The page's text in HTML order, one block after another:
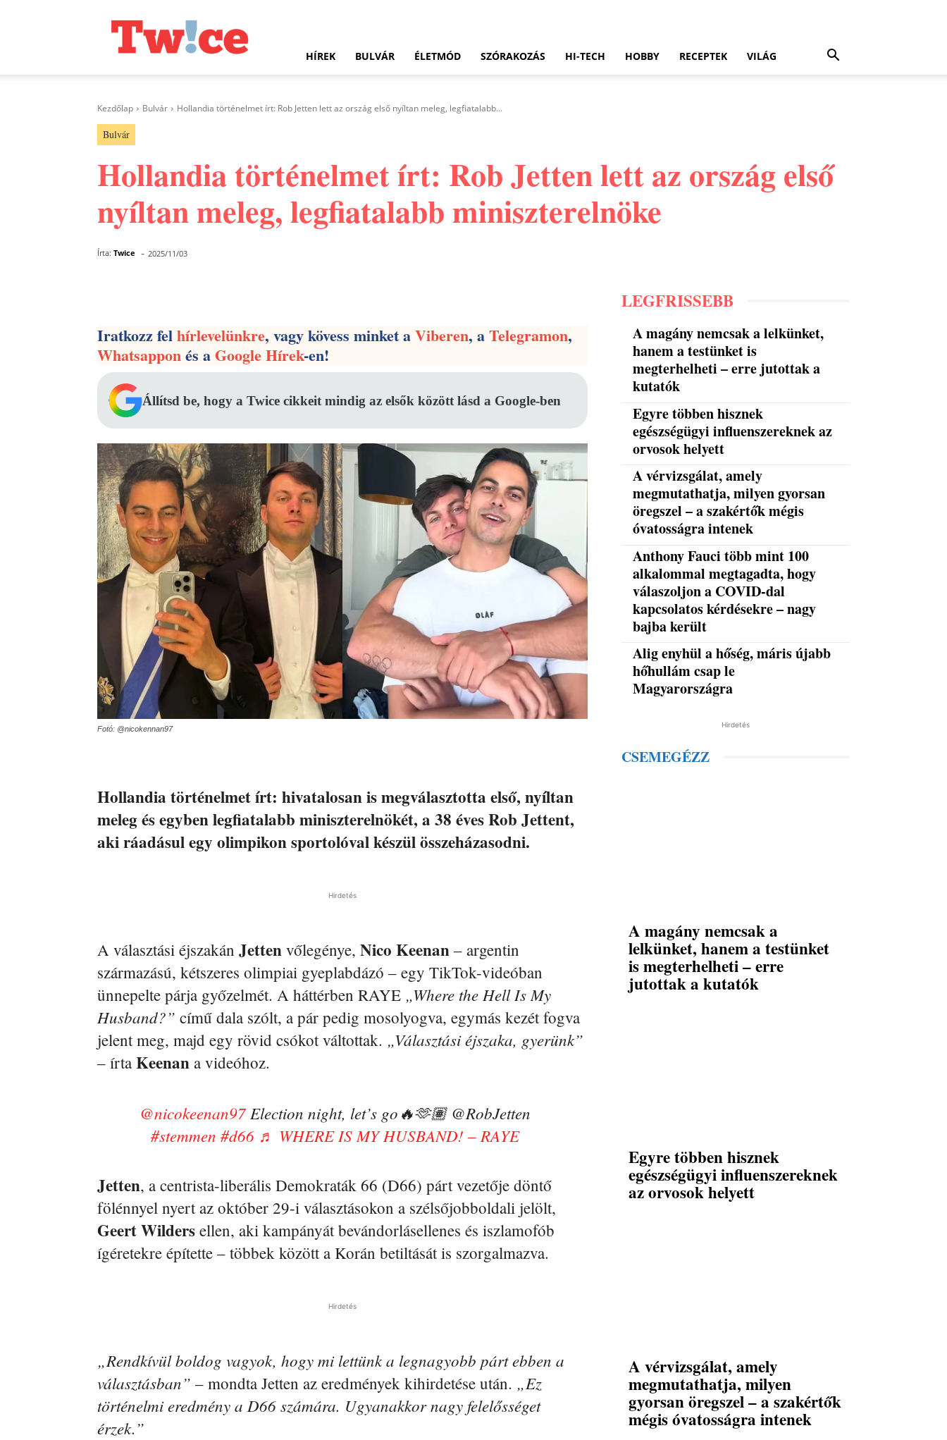
HÍREK BULVÁR ÉLETMÓD SZÓRAKOZÁS HI-TECH HOBBY RECEPTEK VILÁG
Kezdőlap Bulvár Hollandia történelmet írt: Rob Jetten lett az ország első nyíltan meleg, legfiatalabb...
Bulvár
Hollandia történelmet írt: Rob Jetten lett az ország első
nyíltan meleg, legfiatalabb miniszterelnöke
Írta: Twice - 2025/11/03
Iratkozz felhírlevelünkre, vagy kövess minket aViberen, aTelegramon,
Whatsapponés aGoogle Hírek-en!
Állítsd be, hogy a Twice cikkeit mindig az elsők között lásd a Google-ben
Fotó: @nicokennan97
Hollandia történelmet írt: hivatalosan is megválasztotta első, nyíltan
meleg és egyben legfiatalabb miniszterelnökét, a 38 éves Rob Jettent,
aki ráadásul egy olimpikon sportolóval készül összeházasodni.
Hirdetés
A választási éjszakán Jetten vőlegénye, Nico Keenan – argentin
származású, kétszeres olimpiai gyeplabdázó – egy TikTok-videóban
ünnepelte párja győzelmét. A háttérben RAYE „Where the Hell Is My
Husband?” című dala szólt, a pár pedig mosolyogva, egymás kezét fogva
jelent meg, majd egy rövid csókot váltottak. „Választási éjszaka, gyerünk”
– írta Keenan a videóhoz.
@nicokeenan97Election night, let’s go🔥🫶🏽 @RobJetten
#stemmen #d66 ♬ WHERE IS MY HUSBAND! – RAYE
Jetten, a centrista-liberális Demokraták 66 (D66) párt vezetője döntő
fölénnyel nyert az október 29-i választásokon a szélsőjobboldali jelölt,
Geert Wilders ellen, aki kampányát bevándorlásellenes és iszlamofób
ígéretekre építette – többek között a Korán betiltását is szorgalmazva.
Hirdetés
„Rendkívül boldog vagyok, hogy mi lettünk a legnagyobb párt ebben a
választásban” – mondta Jetten az eredmények kihirdetése után. „Ez
történelmi eredmény a D66 számára. Ugyanakkor nagy felelősséget
érzek.”
LEGFRISSEBB
A magány nemcsak a lelkünket,
hanem a testünket is
megterhelheti – erre jutottak a
kutatók
Egyre többen hisznek
egészségügyi influenszereknek az
orvosok helyett
A vérvizsgálat, amely
megmutathatja, milyen gyorsan
öregszel – a szakértők mégis
óvatosságra intenek
Anthony Fauci több mint 100
alkalommal megtagadta, hogy
válaszoljon a COVID-dal
kapcsolatos kérdésekre – nagy
bajba került
Alig enyhül a hőség, máris újabb
hőhullám csap le
Magyarországra
Hirdetés
CSEMEGÉZZ
A magány nemcsak a
lelkünket, hanem a testünket
is megterhelheti – erre
jutottak a kutatók
Egyre többen hisznek
egészségügyi influenszereknek
az orvosok helyett
A vérvizsgálat, amely
megmutathatja, milyen
gyorsan öregszel – a szakértők
mégis óvatosságra intenek